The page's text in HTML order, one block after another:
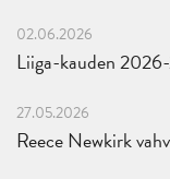
02.06.2026
Liiga-kauden
27.05.2026
Reece Newkirk